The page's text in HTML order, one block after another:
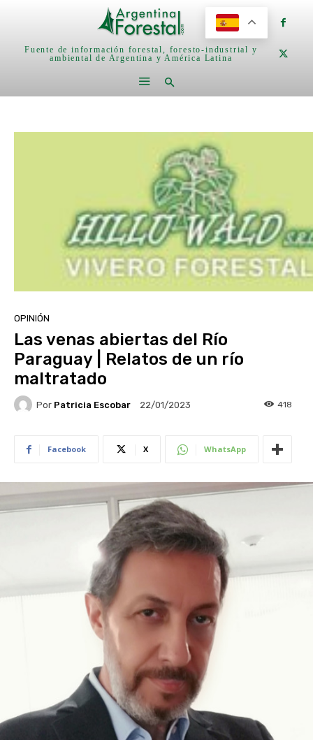
Fuente de información forestal, foresto-industrial y
ambiental de Argentina y América Latina
OPINIÓN
Las venas abiertas del Río
Paraguay | Relatos de un río
maltratado
Por Patricia Escobar 22/01/2023 418
Facebook X WhatsApp